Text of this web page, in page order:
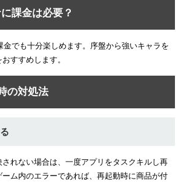
課金は必要？
でも十分楽しめます。序盤から強いキャラを
すすめします。
の対処法
れない場合は、一度アプリをタスクキルし再
ム内のエラーであれば、再起動時に商品が付